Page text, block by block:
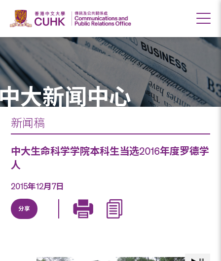
大新闻中心
新闻稿
中大生命科学学院本科生当选2016年度罗德学
人
2015年12月7日
分享